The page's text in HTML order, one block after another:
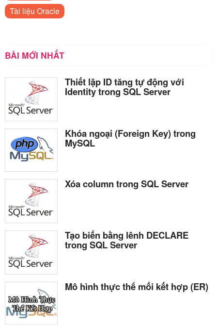
Tài liệu Oracle
BÀI MỚI NHẤT
Thiết lập ID tăng tự động với
Identity trong SQL Server
Khóa ngoại (Foreign Key) trong
MySQL
Xóa column trong SQL Server
Tạo biến bằng lênh DECLARE
trong SQL Server
Mô hình thực thể mối kết hợp (ER)